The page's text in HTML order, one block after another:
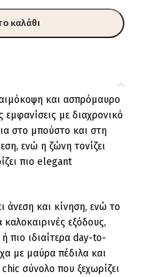
καλάθι
και ασπρόμαυρο
με διαχρονικό
στο μπούστο και στη
ενώ η ζώνη τονίζει
πιο elegant
άνεση και κίνηση, ενώ το
εξόδους,
πιο ιδιαίτερα day-to-
με μαύρα πέδιλα και
σύνολο που ξεχωρίζει